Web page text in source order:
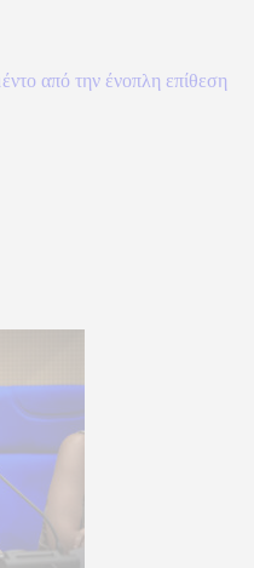
από την ένοπλη επίθεση